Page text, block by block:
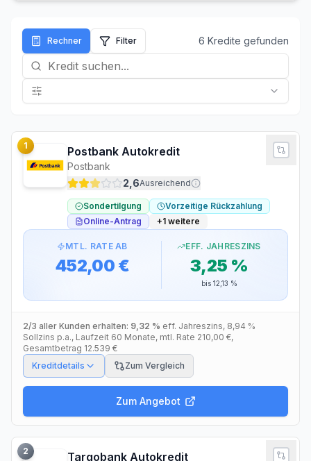
Rechner Filter 6 Kredite gefunden
Postbank Autokredit
Postbank
2,6Ausreichend
Sondertilgung
Vorzeitige Rückzahlung
Online-Antrag
+1 weitere
MTL. RATE AB
452,00 €
EFF. JAHRESZINS
3,25 %
bis 12,13 %
1
2/3 aller Kunden erhalten: 9,32 % eff. Jahreszins, 8,94 %
Sollzins p.a., Laufzeit 60 Monate, mtl. Rate 210,00 €,
Gesamtbetrag 12.539 €
Kreditdetails
Zum Vergleich
Zum Angebot
Targobank Autokredit
2